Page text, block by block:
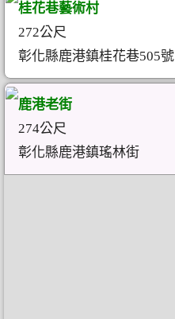
桂花巷藝術村
272公尺
彰化縣鹿港鎮桂花巷505號
鹿港老街
274公尺
彰化縣鹿港鎮瑤林街